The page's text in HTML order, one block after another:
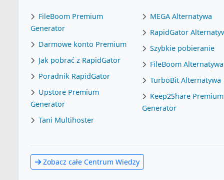
FileBoom Premium
Generator
Darmowe konto Premium
Jak pobrać z RapidGator
Poradnik RapidGator
Upstore Premium
Generator
Tani Multihoster
MEGA Alternatywa
RapidGator
Szybkie pobieranie
FileBoom Alternatywa
TurboBit Alternatywa
Keep2Share Premium
Generator
Zobacz całe Centrum Wiedzy